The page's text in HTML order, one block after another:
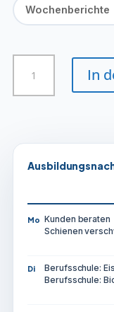
Tiefbaufacharbeiter/
Gleisbauarbeiten
In
Mo Kunden beraten
Schienen
Di Berufsschule:
Berufsschule: